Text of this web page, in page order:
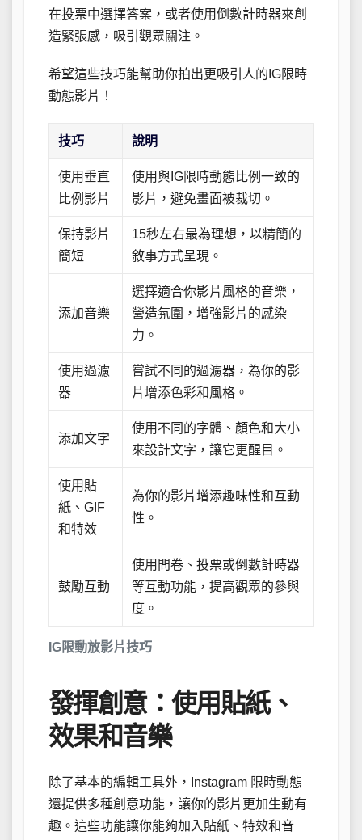
在投票中選擇答案，或者使用倒數計時器來創
造緊張感，吸引觀眾關注。
希望這些技巧能幫助你拍出更吸引人的IG限時
動態影片！
IG限動放影片技巧
技巧 說明
使用垂直
比例影片
使用與IG限時動態比例一致的
影片，避免畫面被裁切。
保持影片
簡短
15秒左右最為理想，以精簡的
敘事方式呈現。
添加音樂
選擇適合你影片風格的音樂，
營造氛圍，增強影片的感染
力。
使用過濾
器
嘗試不同的過濾器，為你的影
片增添色彩和風格。
添加文字
使用不同的字體、顏色和大小
來設計文字，讓它更醒目。
使用貼
紙、GIF
和特效
為你的影片增添趣味性和互動
性。
鼓勵互動
使用問卷、投票或倒數計時器
等互動功能，提高觀眾的參與
度。
發揮創意：使用貼紙、
效果和音樂
除了基本的編輯工具外，Instagram 限時動態
還提供多種創意功能，讓你的影片更加生動有
趣。這些功能讓你能夠加入貼紙、特效和音